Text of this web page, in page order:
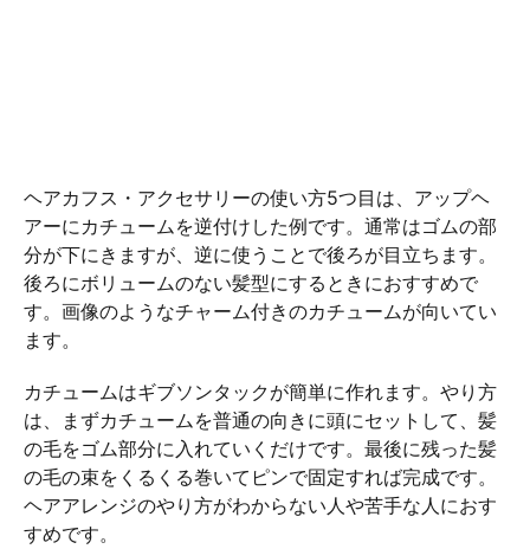
ヘアカフス・アクセサリーの使い方5つ目は、アップヘ
アーにカチュームを逆付けした例です。通常はゴムの部
分が下にきますが、逆に使うことで後ろが目立ちます。
後ろにボリュームのない髪型にするときにおすすめで
す。画像のようなチャーム付きのカチュームが向いてい
ます。
カチュームはギブソンタックが簡単に作れます。やり方
は、まずカチュームを普通の向きに頭にセットして、髪
の毛をゴム部分に入れていくだけです。最後に残った髪
の毛の束をくるくる巻いてピンで固定すれば完成です。
ヘアアレンジのやり方がわからない人や苦手な人におす
すめです。